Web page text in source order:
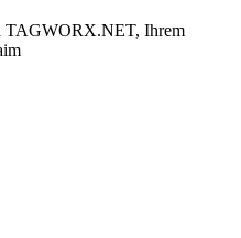
TAGWORX.NET, Ihrem